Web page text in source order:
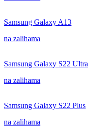
Samsung Galaxy A13
na zalihama
Samsung Galaxy S22 Ultra
na zalihama
Samsung Galaxy S22 Plus
na zalihama